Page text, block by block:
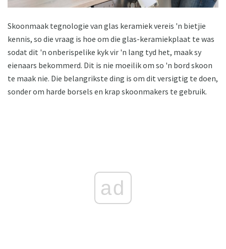
Skoonmaak tegnologie van glas keramiek vereis 'n bietjie
kennis, so die vraag is hoe om die glas-keramiekplaat te was
sodat dit 'n onberispelike kyk vir 'n lang tyd het, maak sy
eienaars bekommerd. Dit is nie moeilik om so 'n bord skoon
te maak nie. Die belangrikste ding is om dit versigtig te doen,
sonder om harde borsels en krap skoonmakers te gebruik.
ad